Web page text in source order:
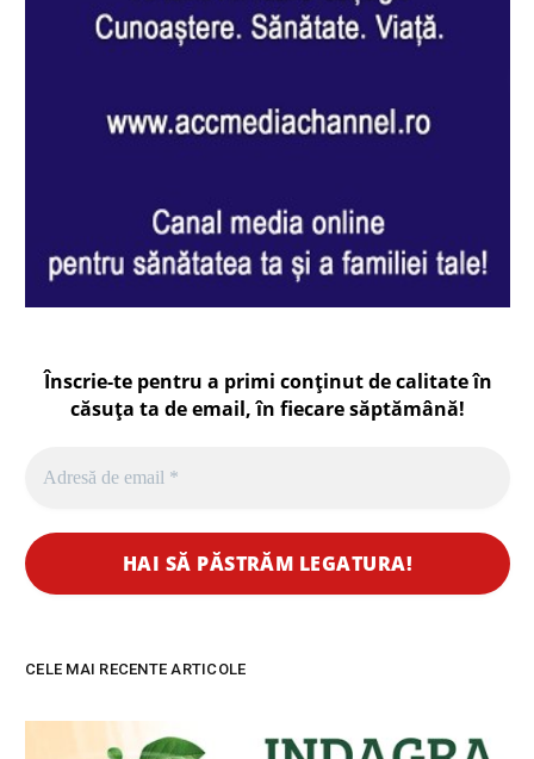
Înscrie-te pentru a primi conținut de calitate în
căsuța ta de email, în fiecaresăptămână!
CELE MAI RECENTE ARTICOLE